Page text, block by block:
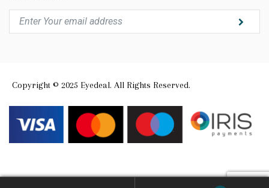
Copyright © 2025 Eyedeal. All Rights Reserved.